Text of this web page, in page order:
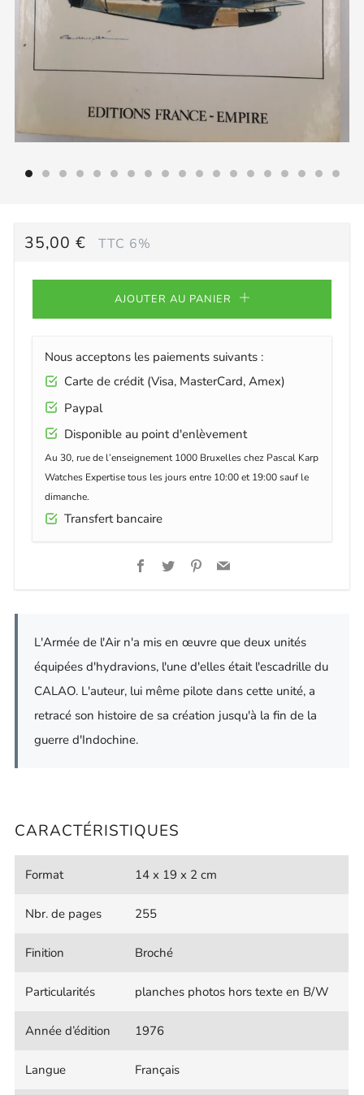
PRIX
35,00 € TTC 6%
AJOUTER AU PANIER
Nous acceptons les paiements suivants :
Carte de crédit (Visa, MasterCard, Amex)
Paypal
Disponible au point d'enlèvement
Au 30, rue de l’enseignement 1000 Bruxelles chez Pascal Karp
Watches Expertise tous les jours entre 10:00 et 19:00 sauf le
dimanche.
Transfert bancaire
Facebook
TwitterPinterest
Email
L'Armée de l'Air n'a mis en œuvre que deux unités
équipées d'hydravions, l'une d'elles était l'escadrille du
CALAO. L'auteur, lui même pilote dans cette unité, a
retracé son histoire de sa création jusqu'à la fin de la
guerre d'Indochine.
CARACTÉRISTIQUES
Format 14 x 19 x 2 cm
Nbr. de pages 255
Finition Broché
Particularités planches photos hors texte en B/W
Année d’édition 1976
Langue Français